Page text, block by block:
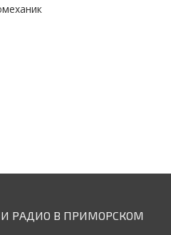
РАДИО В ПРИМОРСКОМ